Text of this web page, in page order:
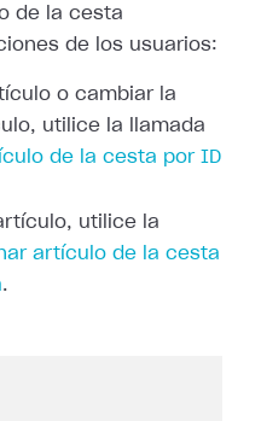
de la cesta
de los usuarios:
o cambiar la
utilice la llamada
de la cesta por ID
utilice la
artículo de la cesta
.